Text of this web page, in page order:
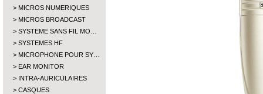
MICROS NUMERIQUES
MICROS BROADCAST
SYSTEME SANS FIL MO…
SYSTEMES HF
MICROPHONE POUR SY…
EAR MONITOR
INTRA-AURICULAIRES
CASQUES